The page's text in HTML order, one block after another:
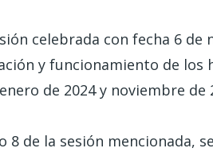
celebrada con fecha 6 de
y funcionamiento de los
de 2024 y noviembre de
de la sesión mencionada,